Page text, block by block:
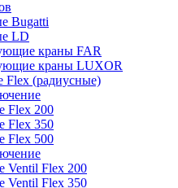
Bugatti
LD
краны FAR
краны LUXOR
Flex (радиусные)
Flex 200
Flex 350
Flex 500
Ventil Flex 200
Ventil Flex 350